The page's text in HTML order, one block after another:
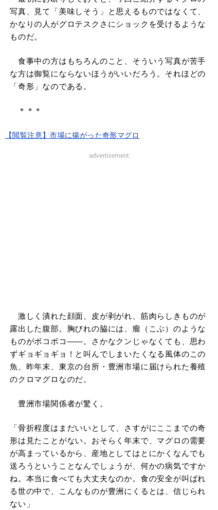
写真、見て「美味しそう」と思えるものではなくて、
かなりの人がグロテスクさにショックを受けるような
ものだ。
食事中の方はもちろんのこと、そういう写真が苦手
な方は御覧にならないほうがいいだろう。それほどの
「奇形」なのである。
＊＊＊
【閲覧注意】市場に揚がった奇形マグロ
advertisement
激しく潰れた顔面、皮が剥がれ、筋肉らしきものが
露出した腹部。胸びれの脇には、瘤（こぶ）のような
ものがボコボコ――。さかなクンじゃなくても、思わ
ずギョギョギョ！と叫んでしまいたくなる風体のこの
魚、昨年末、東京の台所・豊洲市場に届けられた養殖
のクロマグロなのだ。
豊洲市場関係者が驚く。
「骨折程度はまだいいとして、さすがにここまでの奇
形は見たことがない。おそらく年末で、マグロの需要
が高まっているから、産地としてはとにかくなんでも
送ろうということなんでしょうが、何かの病気ですか
ね。本当に食べても大丈夫なのか。食の安全が叫ばれ
る世の中で、こんなものが豊洲にくるとは、信じられ
ない」